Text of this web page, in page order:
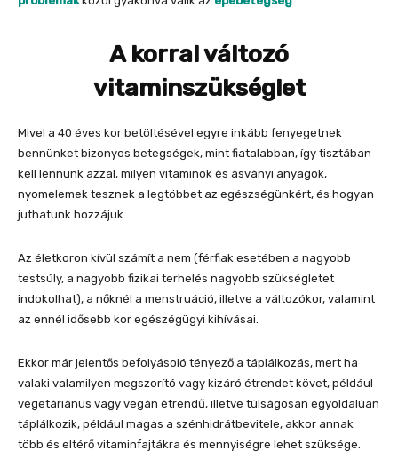
A korral változó
vitaminszükséglet
Mivel a 40 éves kor betöltésével egyre inkább fenyegetnek
bennünket bizonyos betegségek, mint fiatalabban, így tisztában
kell lennünk azzal, milyen vitaminok és ásványi anyagok,
nyomelemek tesznek a legtöbbet az egészségünkért, és hogyan
juthatunk hozzájuk.
Az életkoron kívül számít a nem (férfiak esetében a nagyobb
testsúly, a nagyobb fizikai terhelés nagyobb szükségletet
indokolhat), a nőknél a menstruáció, illetve a változókor, valamint
az ennél idősebb kor egészégügyi kihívásai.
Ekkor már jelentős befolyásoló tényező a táplálkozás, mert ha
valaki valamilyen megszorító vagy kizáró étrendet követ, például
vegetáriánus vagy vegán étrendű, illetve túlságosan egyoldalúan
táplálkozik, például magas a szénhidrátbevitele, akkor annak
több és eltérő vitaminfajtákra és mennyiségre lehet szüksége.